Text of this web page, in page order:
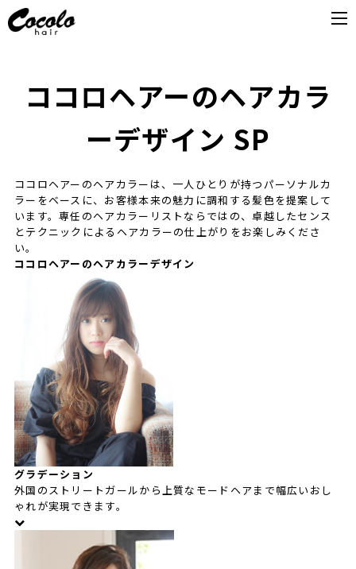
ココロヘアーのヘアカラ
ーデザイン SP
ココロヘアーのヘアカラーは、一人ひとりが持つパーソナルカ
ラーをベースに、お客様本来の魅力に調和する髪色を提案して
います。専任のヘアカラーリストならではの、卓越したセンス
とテクニックによるヘアカラーの仕上がりをお楽しみくださ
い。
ココロヘアーのヘアカラーデザイン
グラデーション
外国のストリートガールから上質なモードヘアまで幅広いおし
ゃれが実現できます。